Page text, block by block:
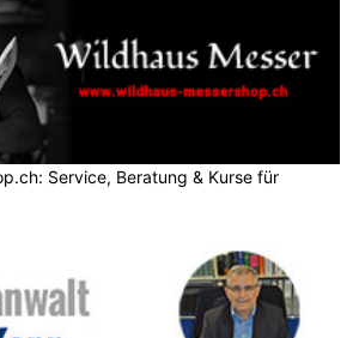
Service, Beratung & Kurse für